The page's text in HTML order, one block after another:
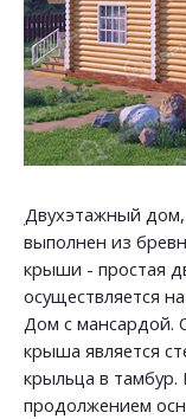
Двухэтажный
выполнен из
крыши - простая
осуществляется
Дом с мансардой.
крыша является
крыльца в
продолжением